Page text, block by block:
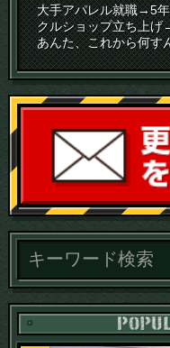
大手アパレル就職→5
クルショップ立ち上
あんた、これから何す